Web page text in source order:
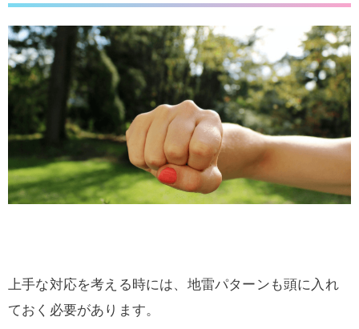
上手な対応を考える時には、地雷パターンも頭に入れ
ておく必要があります。